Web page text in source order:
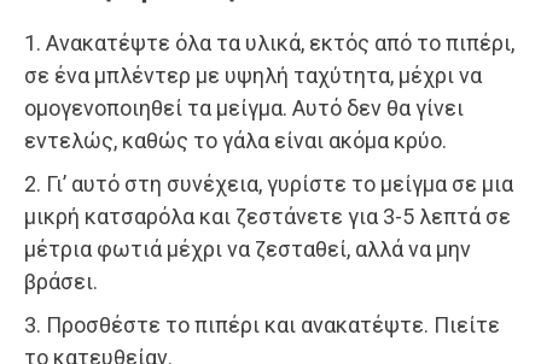
1. Ανακατέψτε όλα τα υλικά, εκτός από το πιπέρι,
σε ένα μπλέντερ με υψηλή ταχύτητα, μέχρι να
ομογενοποιηθεί τα μείγμα. Αυτό δεν θα γίνει
εντελώς, καθώς το γάλα είναι ακόμα κρύο.
2. Γι’ αυτό στη συνέχεια, γυρίστε το μείγμα σε μια
μικρή κατσαρόλα και ζεστάνετε για 3-5 λεπτά σε
μέτρια φωτιά μέχρι να ζεσταθεί, αλλά να μην
βράσει.
3. Προσθέστε το πιπέρι και ανακατέψτε. Πιείτε
το κατευθείαν.